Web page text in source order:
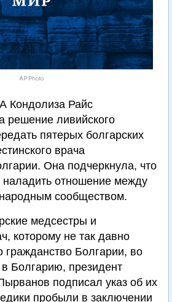
AP Photo
Кондолиза Райс
решение ливийского
пятерых болгарских
врача
Она подчеркнула, что
наладить отношение между
сообществом.
медсестры и
которому не так давно
Болгарии, во
Болгарию, президент
подписал указ об их
пробыли в заключении